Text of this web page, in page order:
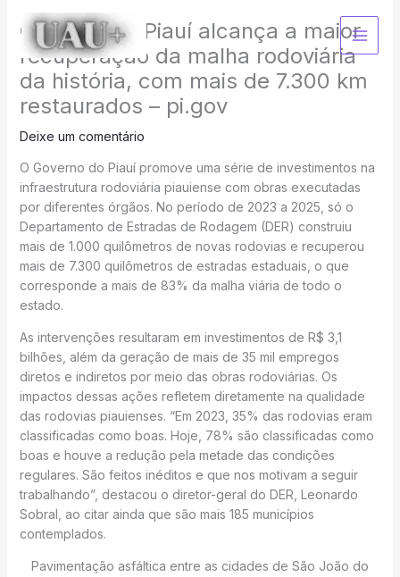
para
conteúdo
Governo do Piauí alcança a maior
recuperação da malha rodoviária
da história, com mais de 7.300 km
restaurados – pi.gov
Deixe um comentário
O Governo do Piauí promove uma série de investimentos na
infraestrutura rodoviária piauiense com obras executadas
por diferentes órgãos. No período de 2023 a 2025, só o
Departamento de Estradas de Rodagem (DER) construiu
mais de 1.000 quilômetros de novas rodovias e recuperou
mais de 7.300 quilômetros de estradas estaduais, o que
corresponde a mais de 83% da malha viária de todo o
estado.
As intervenções resultaram em investimentos de R$ 3,1
bilhões, além da geração de mais de 35 mil empregos
diretos e indiretos por meio das obras rodoviárias. Os
impactos dessas ações refletem diretamente na qualidade
das rodovias piauienses. “Em 2023, 35% das rodovias eram
classificadas como boas. Hoje, 78% são classificadas como
boas e houve a redução pela metade das condições
regulares. São feitos inéditos e que nos motivam a seguir
trabalhando”, destacou o diretor-geral do DER, Leonardo
Sobral, ao citar ainda que são mais 185 municípios
contemplados.
Pavimentação asfáltica entre as cidades de São João do